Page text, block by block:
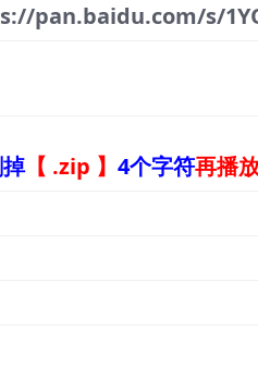
pan.baidu.com/s/
【 .zip 】 4个字符再播